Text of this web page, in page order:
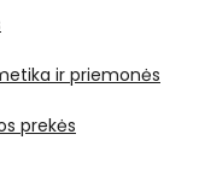
ir priemonės
prekės